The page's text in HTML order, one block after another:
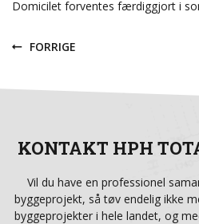
Domicilet forventes færdiggjort i
FORRIGE
KONTAKT HPH
Vil du have en professionel
byggeprojekt, så tøv endelig ikke
byggeprojekter i hele landet, og